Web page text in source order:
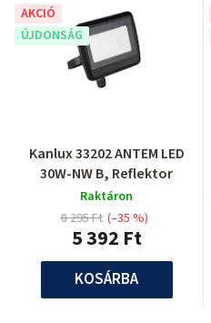
AKCIÓ
ÚJDONSÁG
Kanlux 33202 ANTEM LED
30W-NW B, Reflektor
Raktáron
5 392 Ft
8 295 Ft (–35 %)
KOSÁRBA